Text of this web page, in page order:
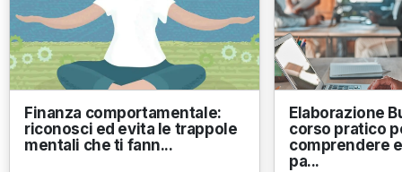
Finanza comportamentale:
riconosci ed evita le trappole
mentali che ti fann...
Elaborazione
corso pratico
comprendere
pa...